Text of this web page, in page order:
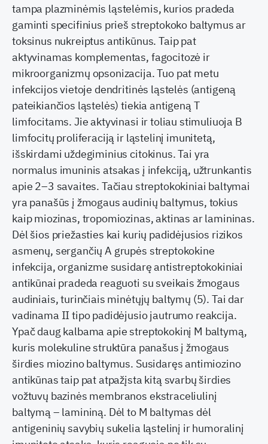
tampa plazminėmis ląstelėmis, kurios pradeda
gaminti specifinius prieš streptokoko baltymus ar
toksinus nukreiptus antikūnus. Taip pat
aktyvinamas komplementas, fagocitozė ir
mikroorganizmų opsonizacija. Tuo pat metu
infekcijos vietoje dendritinės ląstelės (antigeną
pateikiančios ląstelės) tiekia antigeną T
limfocitams. Jie aktyvinasi ir toliau stimuliuoja B
limfocitų proliferaciją ir ląstelinį imunitetą,
išskirdami uždegiminius citokinus. Tai yra
normalus imuninis atsakas į infekciją, užtrunkantis
apie 2–3 savaites. Tačiau streptokokiniai baltymai
yra panašūs į žmogaus audinių baltymus, tokius
kaip miozinas, tropomiozinas, aktinas ar lamininas.
Dėl šios priežasties kai kurių padidėjusios rizikos
asmenų, sergančių A grupės streptokokine
infekcija, organizme susidarę antistreptokokiniai
antikūnai pradeda reaguoti su sveikais žmogaus
audiniais, turinčiais minėtųjų baltymų (5). Tai dar
vadinama II tipo padidėjusio jautrumo reakcija.
Ypač daug kalbama apie streptokokinį M baltymą,
kuris molekuline struktūra panašus į žmogaus
širdies miozino baltymus. Susidaręs antimiozino
antikūnas taip pat atpažįsta kitą svarbų širdies
vožtuvų bazinės membranos ekstraceliulinį
baltymą – lamininą. Dėl to M baltymas dėl
antigeninių savybių sukelia ląstelinį ir humoralinį